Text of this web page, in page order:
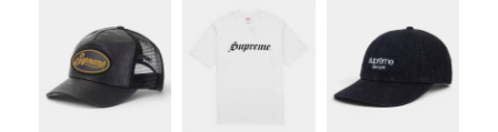
ノツイル キャンプキャ
ップ ブラック